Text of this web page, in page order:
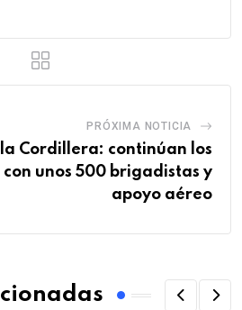
PRÓXIMA NOTICIA
la Cordillera: continúan los
unos 500 brigadistas y
apoyo aéreo